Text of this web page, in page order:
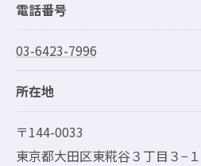
電話番号
03-6423-7996
所在地
〒144-0033
東京都大田区東糀谷３丁目３−